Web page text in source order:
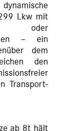
Lkw mit
oder
– ein
dem
den
Transport-
ab 8t hält